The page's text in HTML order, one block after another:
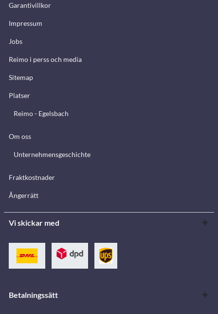
Garantivillkor
Impressum
Jobs
Reimo i perss och media
Sitemap
Platser
Reimo - Egelsbach
Om oss
Unternehmensgeschichte
Fraktkostnader
Ångerrätt
Vi skickar med
Betalningssätt